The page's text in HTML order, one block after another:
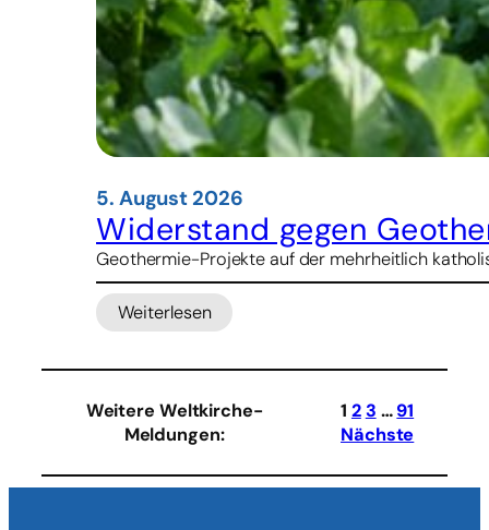
5. August 2026
Widerstand gegen
Geothermie-Projekte auf der mehrheitlich
Weiterlesen
:
gegen
Projekte
in
Weitere Weltkirche-
Meldungen:
1 23 … 91
Nächste